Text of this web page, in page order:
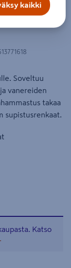
Soveltuu
vanereiden
takaa
supistusrenkaat.
Katso
kaikki